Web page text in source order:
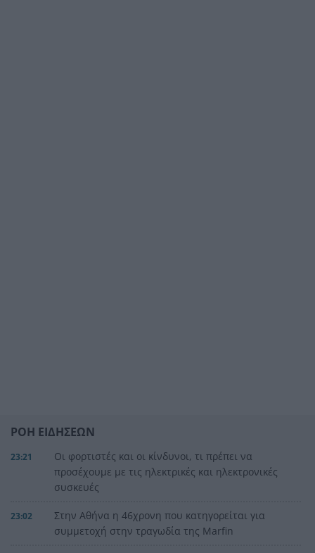
ΡΟΗ ΕΙΔΗΣΕΩΝ
23:21
Οι φορτιστές και οι κίνδυνοι, τι πρέπει να
προσέχουμε με τις ηλεκτρικές και ηλεκτρονικές
συσκευές
23:02
Στην Αθήνα η 46χρονη που κατηγορείται για
συμμετοχή στην τραγωδία της Marfin